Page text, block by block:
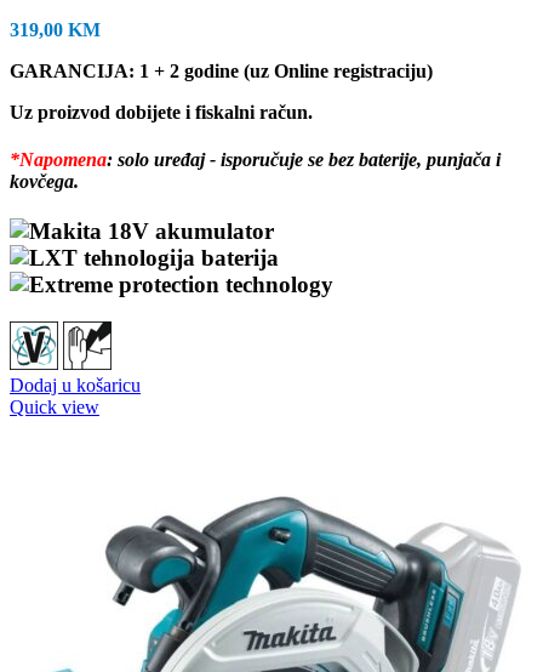
319,00 KM
GARANCIJA: 1 + 2 godine (uz Online registraciju)
Uz proizvod dobijete i fiskalni račun.
*Napomena: solo uređaj - isporučuje se bez baterije, punjača i
kovčega.
Dodaj u košaricu
Quick view